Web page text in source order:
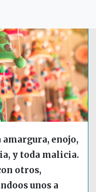
enojo,
y toda malicia.
otros,
unos a